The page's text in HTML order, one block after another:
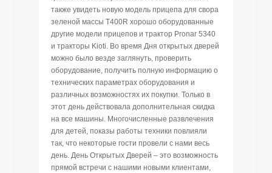
также увидеть новую модель прицепа для свора
зеленой массы Т400R хорошо оборудованные
другие модели прицепов и трактор Pronar 5340
и тракторы Kioti. Во время Дня открытых дверей
можно было везде заглянуть, проверить
оборудование, получить полную информацию о
технических параметрах оборудования и
различных возможностях их покупки. Только в
этот день действовала дополнительная скидка
на все машины. Многочисленные развлечения
для детей, показы работы техники повлияли
так, что некоторые гости провели с нами весь
день. День Открытых Дверей – это возможность
прямой встречи с нашими новыми клиентами,